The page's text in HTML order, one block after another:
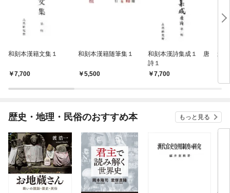
和刻本漢籍文集１
7,700
和刻本漢籍随筆集１
5,500
和刻本漢詩集成１ 唐
詩１
7,700
影
歴史・地理・民俗のおすすめ本 もっと見る